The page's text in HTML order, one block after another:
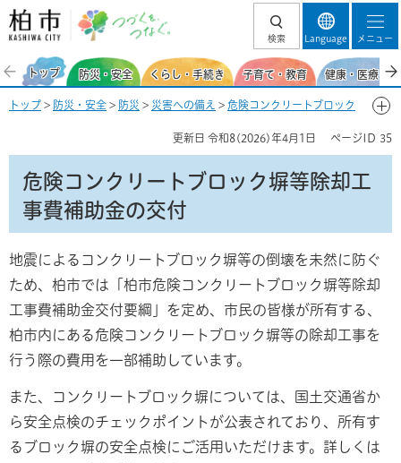
柏市 つづくを、
検索 Language メニュー
トップ 防災・安全 くらし・手続き 子育て・教育 健康・医療・
トップ > 防災・安全 > 防災 > 災害への備え > 危険コンクリートブロック
更新日 令和8(2026)年4月1日 ページID 35
危険コンクリートブロック塀等除却工
事費補助金の交付
地震によるコンクリートブロック塀等の倒壊を未然に防ぐ
ため、柏市では「柏市危険コンクリートブロック塀等除却
工事費補助金交付要綱」を定め、市民の皆様が所有する、
柏市内にある危険コンクリートブロック塀等の除却工事を
行う際の費用を一部補助しています。
また、コンクリートブロック塀については、国土交通省か
ら安全点検のチェックポイントが公表されており、所有す
るブロック塀の安全点検にご活用いただけます。詳しくは